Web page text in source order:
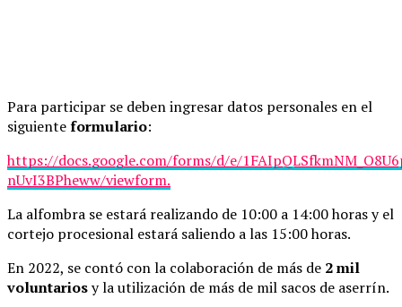
Para participar se deben ingresar datos personales en el
siguienteformulario:
https://docs.google.com/forms/d/e/
nUvI3BPheww/viewform.
La alfombra se estará realizando de 10:00 a 14:00 horas y el
cortejo procesional estará saliendo a las 15:00 horas.
En 2022, se contó con la colaboración de más de 2 mil
voluntariosy la utilización de más de mil sacos de aserrín.